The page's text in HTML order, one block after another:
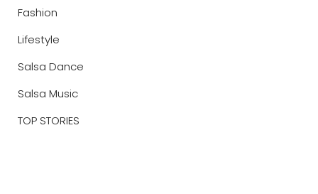
Fashion
Lifestyle
Salsa Dance
Salsa Music
TOP STORIES